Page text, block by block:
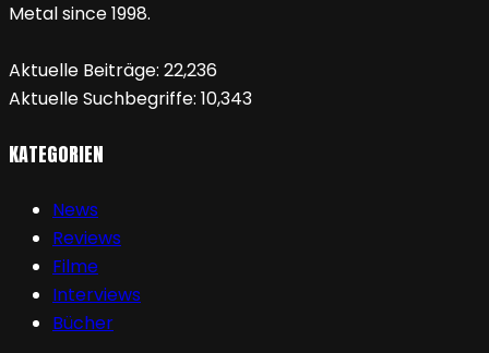
Metal since 1998.
Aktuelle Beiträge: 22,236
Aktuelle Suchbegriffe: 10,343
KATEGORIEN
News
Reviews
Filme
Interviews
Bücher